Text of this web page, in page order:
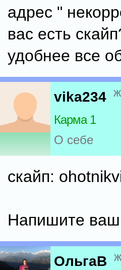
адрес "
вас есть
удобнее все
vika234 ж
Карма 1
О себе
скайп:
Напишите ваш
ОльгаВ ж